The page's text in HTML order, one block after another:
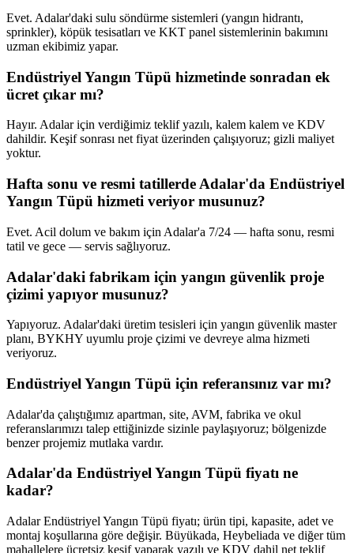
Evet. Adalar'daki sulu söndürme sistemleri (yangın hidrantı,
sprinkler), köpük tesisatları ve KKT panel sistemlerinin bakımını
uzman ekibimiz yapar.
Endüstriyel Yangın Tüpü hizmetinde sonradan ek
ücret çıkar mı?
Hayır. Adalar için verdiğimiz teklif yazılı, kalem kalem ve KDV
dahildir. Keşif sonrası net fiyat üzerinden çalışıyoruz; gizli maliyet
yoktur.
Hafta sonu ve resmi tatillerde Adalar'da Endüstriyel
Yangın Tüpü hizmeti veriyor musunuz?
Evet. Acil dolum ve bakım için Adalar'a 7/24 — hafta sonu, resmi
tatil ve gece — servis sağlıyoruz.
Adalar'daki fabrikam için yangın güvenlik proje
çizimi yapıyor musunuz?
Yapıyoruz. Adalar'daki üretim tesisleri için yangın güvenlik master
planı, BYKHY uyumlu proje çizimi ve devreye alma hizmeti
veriyoruz.
Endüstriyel Yangın Tüpü için referansınız var mı?
Adalar'da çalıştığımız apartman, site, AVM, fabrika ve okul
referanslarımızı talep ettiğinizde sizinle paylaşıyoruz; bölgenizde
benzer projemiz mutlaka vardır.
Adalar'da Endüstriyel Yangın Tüpü fiyatı ne
kadar?
Adalar Endüstriyel Yangın Tüpü fiyatı; ürün tipi, kapasite, adet ve
montaj koşullarına göre değişir. Büyükada, Heybeliada ve diğer tüm
mahallelere ücretsiz keşif yaparak yazılı ve KDV dahil net teklif